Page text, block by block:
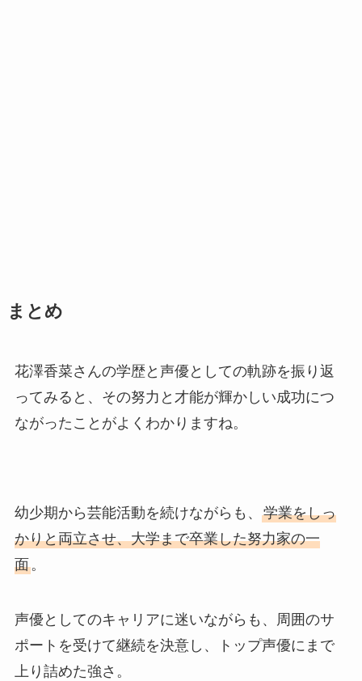
まとめ
花澤香菜さんの学歴と声優としての軌跡を振り返
ってみると、その努力と才能が輝かしい成功につ
ながったことがよくわかりますね。
幼少期から芸能活動を続けながらも、 学業をしっ
かりと両立させ、大学まで卒業した努力家の一
面。
声優としてのキャリアに迷いながらも、周囲のサ
ポートを受けて継続を決意し、トップ声優にまで
上り詰めた強さ。